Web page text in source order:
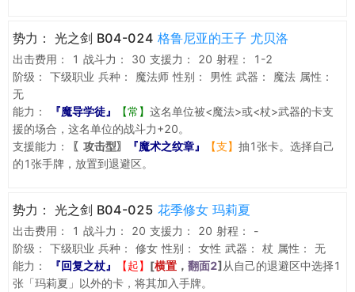
势力： 光之剑 B04-024 格鲁尼亚的王子 尤贝洛
出击费用： 1 战斗力： 30 支援力： 20 射程：
1-2
阶级：
下级职业 兵种： 魔法师 性别： 男性 武器： 魔法 属性：
无
能力：
『魔导学徒』 【常】 这名单位被<魔法>或<杖>武器的卡支
援的场合，这名单位的战斗力+20。
支援能力：
〖攻击型〗 『魔术之纹章』 【支】 抽1张卡。选择自己
的1张手牌，放置到退避区。
势力： 光之剑 B04-025 花季修女 玛莉夏
出击费用： 1 战斗力： 20 支援力： 20 射程：
-
阶级：
下级职业 兵种： 修女 性别： 女性 武器： 杖 属性：
无
能力：
『回复之杖』 【起】 [横置 ， 翻面2] 从自己的退避区中选择1
张「玛莉夏」以外的卡，将其加入手牌。